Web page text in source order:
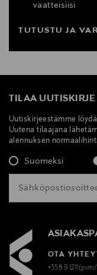
vaatteisiisi
TUTUSTU JA
TILAA UUTISKIRJE
Uutiskirjeestämme
Uutena tilaajana
alennuksen
Suomeksi
OTA
+358 9